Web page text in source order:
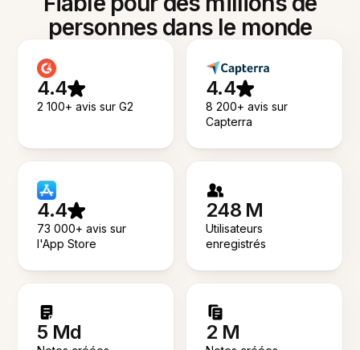
personnes dans le monde
4.4
2 100+ avis sur G2
4.4
8 200+ avis sur
Capterra
4.4
73 000+ avis sur
l'App Store
248 M
Utilisateurs
enregistrés
5 Md 2 M